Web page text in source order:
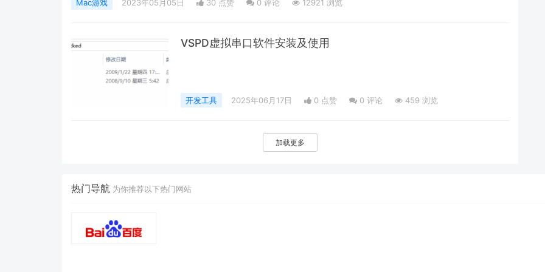
争霸III：冰封王座》的传奇故事。号令神秘的暗夜精灵、阴险的亡灵、野蛮的兽人、高尚的
Mac游戏 2023年05月05日 30 点赞 0 评论 12921 浏览
VSPD虚拟串口软件安装及使用
开发工具 2025年06月17日 0 点赞 0 评论 459 浏览
加载更多
热门导航 为你推荐以下热门网站